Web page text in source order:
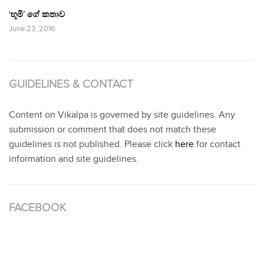
‘භූමි’ ගේ කතාව
June 23, 2016
GUIDELINES & CONTACT
Content on Vikalpa is governed by site guidelines. Any
submission or comment that does not match these
guidelines is not published. Please click here for contact
information and site guidelines.
FACEBOOK